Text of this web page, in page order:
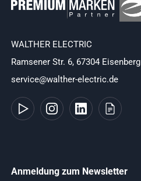
WALTHER ELECTRIC
Ramsener Str. 6, 67304 Eisenberg
service@walther-electric.de
Anmeldung zum Newsletter